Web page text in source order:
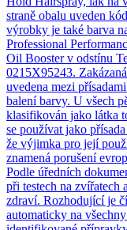
straně obalu uveden
výrobky je také barva
Professional
Oil Booster v odstínu
0215X95243.
uvedena mezi
balení barvy. U všech
klasifikován jako látka
se používat jako
že výjimka pro její
znamená porušení
Podle úředních
při testech na
zdraví. Rozhodující je
automaticky na